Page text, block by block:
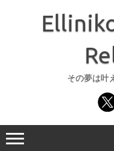
その夢は叶